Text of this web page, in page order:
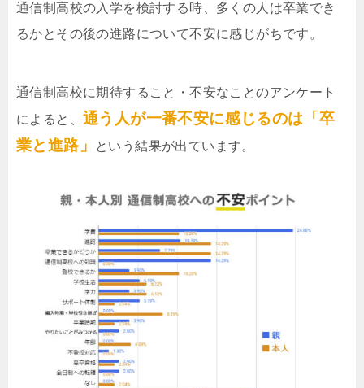
通信制高校の入学を検討する時、多くの人は卒業でき
るかとその後の進路について不安に感じがちです。
通信制高校に期待すること・不安なことのアンケート
によると、 通う人が一番不安に感じるのは「卒
業と進路」
という結果が出ています。